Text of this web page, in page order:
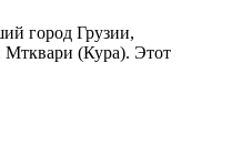
город Грузии,
Мтквари (Кура). Этот